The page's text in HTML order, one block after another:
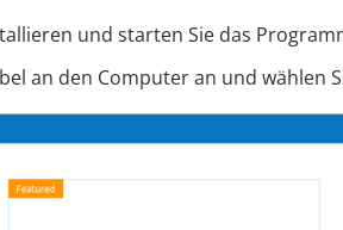
und starten Sie das
an den Computer an und wählen